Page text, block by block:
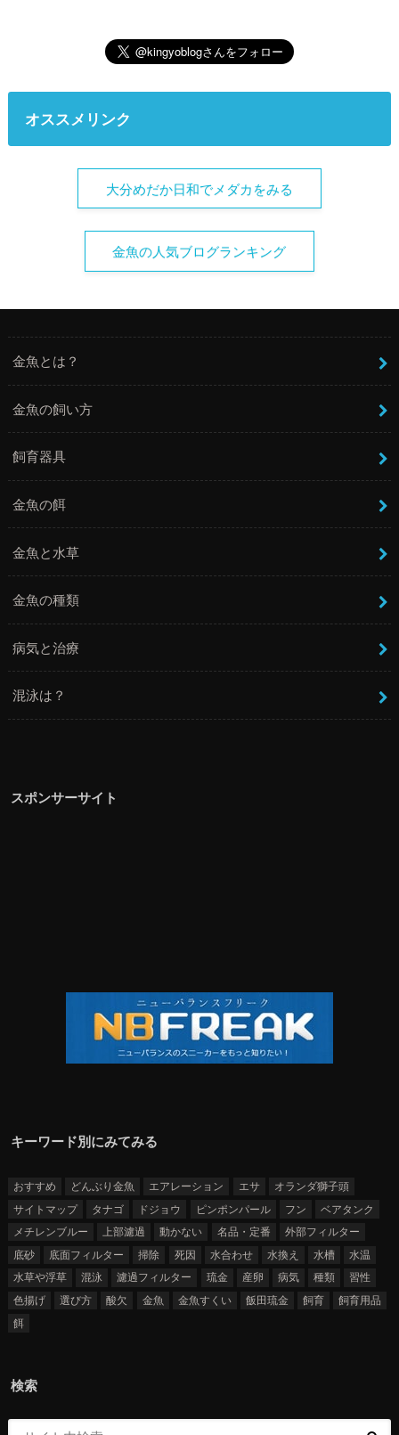
オススメリンク
大分めだか日和でメダカをみる
金魚の人気ブログランキング
金魚とは？
金魚の飼い方
飼育器具
金魚の餌
金魚と水草
金魚の種類
病気と治療
混泳は？
スポンサーサイト
キーワード別にみてみる
おすすめ どんぶり金魚 エアレーション エサ
オランダ獅子頭
サイトマップ
タナゴ ドジョウ ピンポンパール フン
ベアタンク
メチレンブルー
上部濾過 動かない 名品・定番
外部フィルター
底砂
底面フィルター 掃除 死因 水合わせ 水換え 水槽
水温
水草や浮草
混泳 濾過フィルター 琉金 産卵 病気 種類
習性
色揚げ
選び方 酸欠 金魚 金魚すくい 飯田琉金 飼育
飼育用品
餌
検索